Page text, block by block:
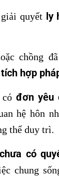
quyết ly
chồng
hợp
cóđơn yêu
hệ hôn
thể duy trì.
chưa có
chung